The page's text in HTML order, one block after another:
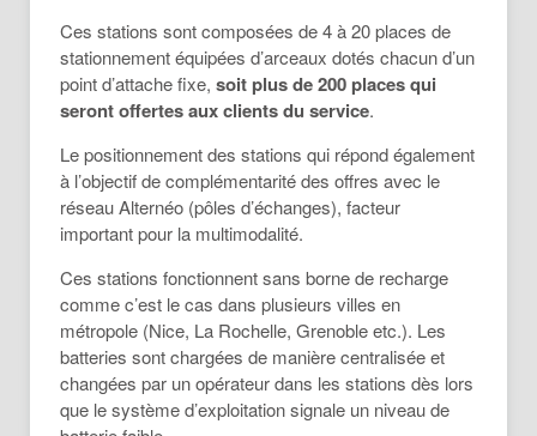
Ces stations sont composées de 4 à 20 places de
stationnement équipées d’arceaux dotés chacun d’un
point d’attache fixe, soit plus de 200 places qui
seront offertes aux clients du service.
Le positionnement des stations qui répond également
à l’objectif de complémentarité des offres avec le
réseau Alternéo (pôles d’échanges), facteur
important pour la multimodalité.
Ces stations fonctionnent sans borne de recharge
comme c’est le cas dans plusieurs villes en
métropole (Nice, La Rochelle, Grenoble etc.). Les
batteries sont chargées de manière centralisée et
changées par un opérateur dans les stations dès lors
que le système d’exploitation signale un niveau de